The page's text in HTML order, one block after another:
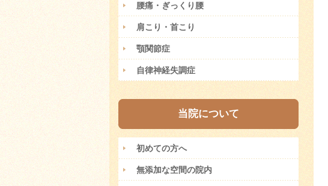
腰痛・ぎっくり腰
肩こり・首こり
顎関節症
自律神経失調症
当院について
初めての方へ
無添加な空間の院内